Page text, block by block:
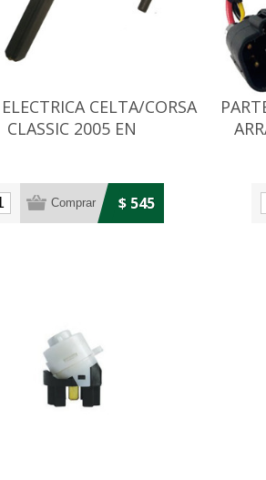
CELTA/CORSA
CLASSIC 2005 EN
$ 545